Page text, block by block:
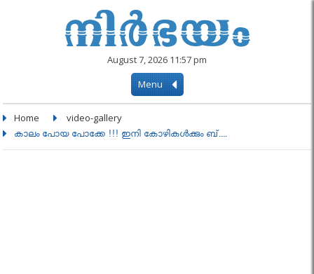
August 7, 2026 11:57 pm
Menu
Home video-gallery
കാലം പോയ പോക്കേ !!! ഇനി കോഴികള്‍ക്കും ബ്....